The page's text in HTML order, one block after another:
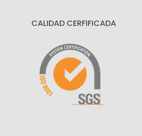
CALIDAD CERFIFICADA